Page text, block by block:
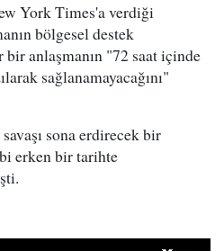
York Times'a verdiği
bölgesel destek
bir anlaşmanın "72 saat içinde
sağlanamayacağını"
sona erdirecek bir
erken bir tarihte